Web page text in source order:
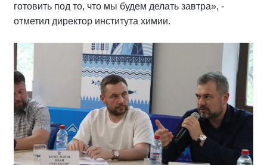
готовить под то, что мы будем делать завтра», -
отметил директор института химии.